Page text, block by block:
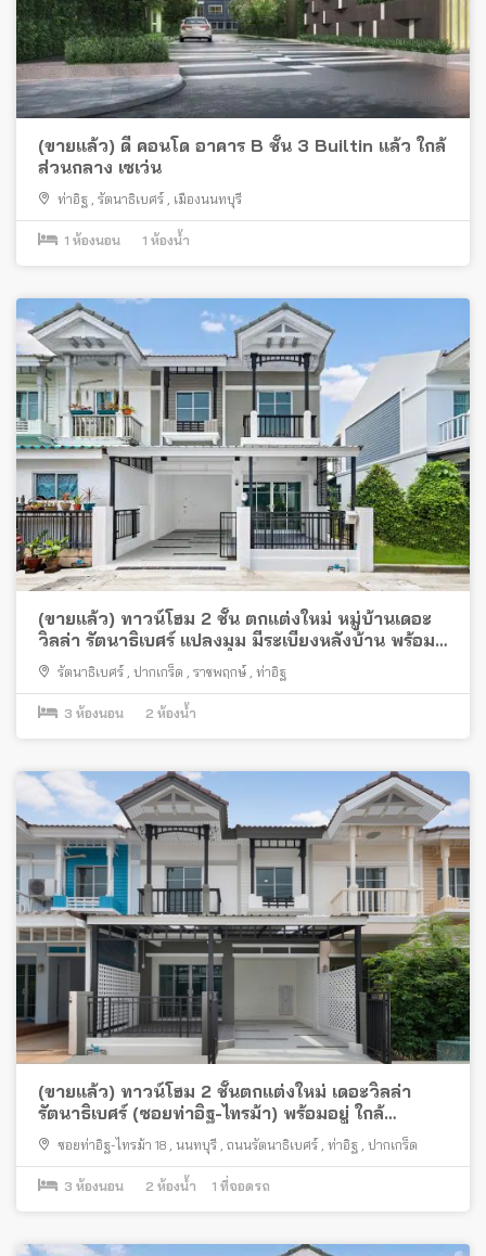
(ขายแล้ว) ดี คอนโด อาคาร B ชั้น 3 Builtin แล้ว ใกล้
ส่วนกลาง เซเว่น
ท่าอิฐ , รัตนาธิเบศร์ , เมืองนนทบุรี
1 ห้องนอน 1 ห้องน้ำ
(ขายแล้ว) ทาวน์โฮม 2 ชั้น ตกแต่งใหม่ หมู่บ้านเดอะ
วิลล่า รัตนาธิเบศร์ แปลงมุม มีระเบียงหลังบ้าน พร้อม
อยู่กู้ 100%
รัตนาธิเบศร์ , ปากเกร็ด , ราชพฤกษ์ , ท่าอิฐ
3 ห้องนอน 2 ห้องน้ำ
(ขายแล้ว) ทาวน์โฮม 2 ชั้นตกแต่งใหม่ เดอะวิลล่า
รัตนาธิเบศร์ (ซอยท่าอิฐ-ไทรม้า) พร้อมอยู่ ใกล้
ทะเลสาบและส่วนกลางของโครงการ
ซอยท่าอิฐ-ไทรม้า 18 , นนทบุรี , ถนนรัตนาธิเบศร์ , ท่าอิฐ , ปากเกร็ด
3 ห้องนอน 2 ห้องน้ำ 1 ที่จอดรถ